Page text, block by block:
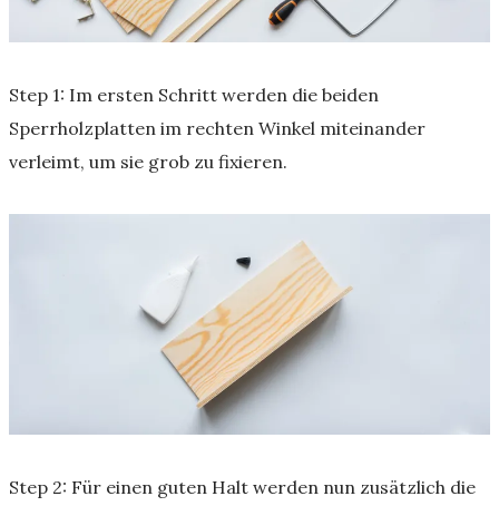
Step 1: Im ersten Schritt werden die beiden
Sperrholzplatten im rechten Winkel miteinander
verleimt, um sie grob zu fixieren.
Step 2: Für einen guten Halt werden nun zusätzlich die